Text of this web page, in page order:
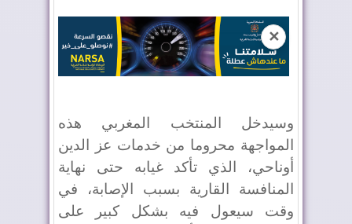
✕
وسيدخل المنتخب المغربي هذه
المواجهة محروما من خدمات عز الدين
أوناحي، الذي تأكد غيابه حتى نهاية
المنافسة القارية بسبب الإصابة، في
وقت سيعول فيه بشكل كبير على